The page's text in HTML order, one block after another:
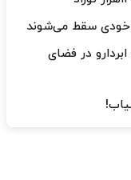
در فضای